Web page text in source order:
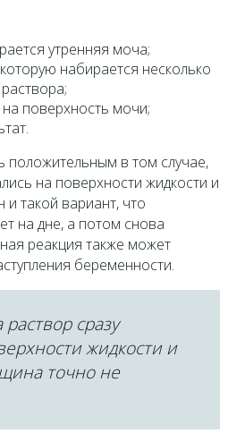
утренняя моча;
набирается несколько
поверхность мочи;
положительным в том случае,
на поверхности жидкости и
такой вариант, что
на дне, а потом снова
реакция также может
беременности.
раствор сразу
жидкости и
точно не